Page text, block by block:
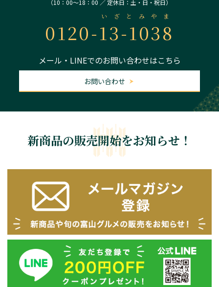
（10：00～18：00 ／ 定休日：土・日・祝日）
0120-13-1038
いざとみやま
メール・LINEでのお問い合わせはこちら
お問い合わせ
新商品の販売開始をお知らせ！